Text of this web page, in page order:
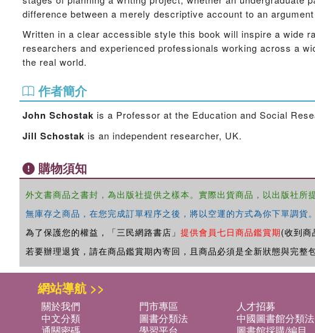
difference between a merely descriptive account to an
Written in a clear accessible style this book will inspire a wide
researchers and experienced professionals working across a
the real world.
作者簡介
John Schostak is a Professor at the Education and Social
Jill Schostak is an independent researcher, UK.
購物須知
外文書商品之書封，為出版社提供之樣本。實際出貨商品，以出版社所
無庫存之商品，在您完成訂單程序之後，將以空運的方式為你下單調
為了保護您的權益，「三民網路書店」 提供會員七日商品鑑賞期(收到商
若要辦理退貨，請在商品鑑賞期內寄回，且商品必須是全新狀態與完整
網站導航 >>
關於我們 門市專區 人才招募
中文分類
圖書分類法 中國圖書館分類法